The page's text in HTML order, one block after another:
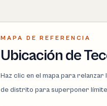
MAPA DE REFERENCIA
Ubicación de
Haz clic en el mapa para
de distrito para superponer